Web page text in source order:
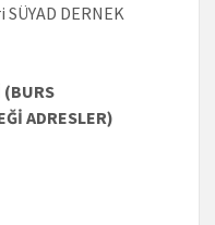
DERNEK
(BURS
ADRESLER)